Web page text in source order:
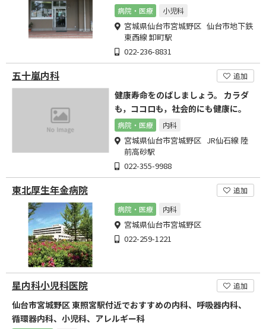
病院・医療 小児科
宮城県仙台市宮城野区 仙台市地下鉄
東西線 卸町駅
022-236-8831
五十嵐内科 追加
健康寿命をのばしましょう。 カラダ
も，ココロも，社会的​にも健康に。
病院・医療 内科
宮城県仙台市宮城野区 JR仙石線 陸
前高砂駅
022-355-9988
東北厚生年金病院
追加
病院・医療
内科
宮城県仙台市宮城野区
022-259-1221
星内科小児科医院 追加
仙台市宮城野区 東照宮駅付近でおすすめの内科、呼吸器内科、
循環器内科、小児科、アレルギー科